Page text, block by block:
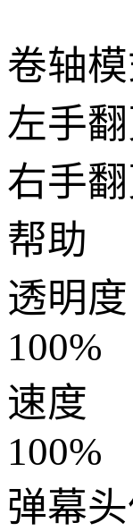
卷轴
左手
右手
帮助
透明度
100%
速度
100%
弹幕